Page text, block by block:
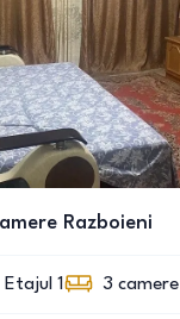
Razboieni
Etajul 1 3 camere